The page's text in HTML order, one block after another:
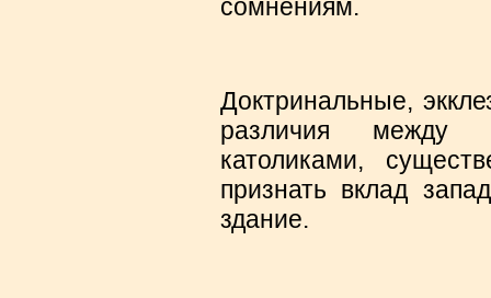
сомнениям.
Доктринальные,
различия между
католиками,
признать вклад
здание.